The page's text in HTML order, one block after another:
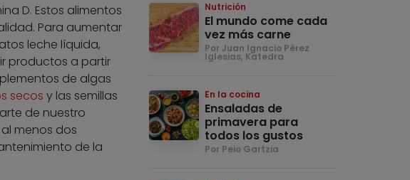
D. Estos alimentos
Para aumentar
leche líquida,
productos a partir
de algas
secos y las semillas
de nuestro
menos dos
de la
Nutrición
El mundo come cada
vez más carne
Por Juan Ignacio Pérez
Iglesias, Katedra
En la cocina
Ensaladas de
primavera para
todos los gustos
Por Peio Gartzia